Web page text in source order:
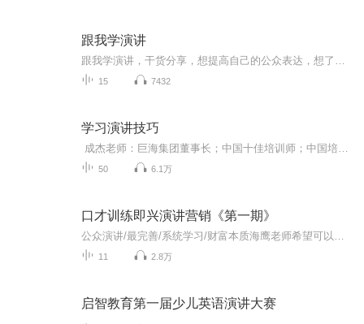
跟我学演讲
15 7432
学习演讲技巧
50 6.1万
口才训练即兴演讲营销《第一期》
11 2.8万
启智教育第一届少儿英语演讲大赛